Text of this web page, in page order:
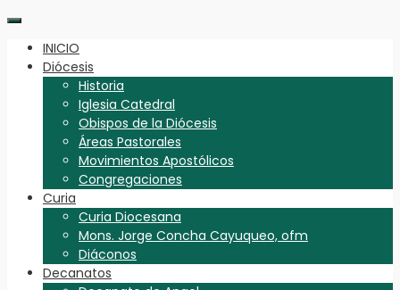
INICIO
Diócesis
Historia
Iglesia Catedral
Obispos de la Diócesis
Áreas Pastorales
Movimientos Apostólicos
Congregaciones
Curia
Curia Diocesana
Mons. Jorge Concha Cayuqueo, ofm
Diáconos
Decanatos